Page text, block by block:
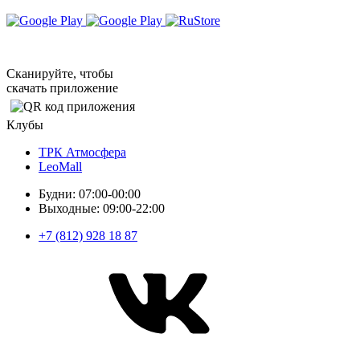
Сканируйте, чтобы
скачать приложение
Клубы
ТРК Атмосфера
LeoMall
Будни: 07:00-00:00
Выходные: 09:00-22:00
+7 (812) 928 18 87